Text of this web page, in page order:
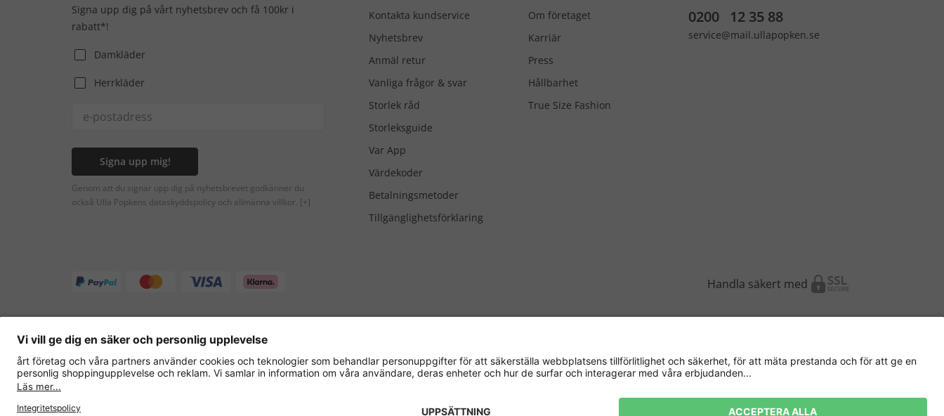
Signa upp dig på vårt nyhetsbrev och få 100kr i
rabatt*!
Damkläder
Herrkläder
Signa upp mig!
Genom att du signar upp dig på nyhetsbrevet godkänner du
också Ulla Popkens dataskyddspolicy och allmänna villkor. [+]
Kontakta kundservice
Nyhetsbrev
Anmäl retur
Vanliga frågor & svar
Storlek råd
Storleksguide
Var App
Värdekoder
Betalningsmetoder
Tillgänglighetsförklaring
Om företaget
Karriär
Press
Hållbarhet
True Size Fashion
0200 12 35 88
service@mail.ullapopken.se
Handla säkert med